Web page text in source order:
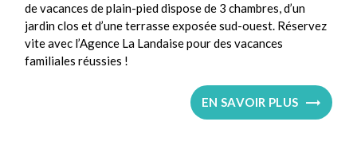
de vacances de plain-pied dispose de 3 chambres, d’un
jardin clos et d’une terrasse exposée sud-ouest. Réservez
vite avec l’Agence La Landaise pour des vacances
familiales réussies !
EN SAVOIR PLUS